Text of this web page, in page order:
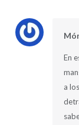
En
a